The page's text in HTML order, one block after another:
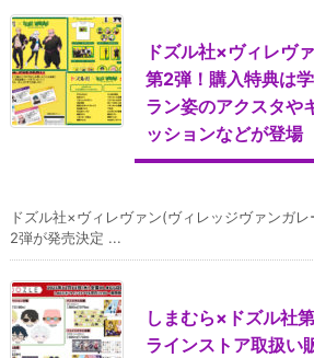
ドズル社×ヴィレヴ
第2弾！購入特典は
ラン姿のアクスタや
ッションなどが登場
ドズル社×ヴィレヴァン(ヴィレッジヴァンガ
2弾が発売決定 ...
しまむら×ドズル社
ラインストア取扱い